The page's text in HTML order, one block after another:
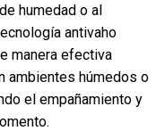
humedad o al
antivaho
manera efectiva
ambientes húmedos o
el empañamiento y